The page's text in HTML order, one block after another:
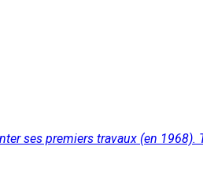
ses premiers travaux (en